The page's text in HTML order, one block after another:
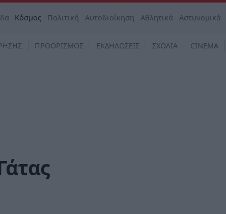
Κόσμος Πολιτική Αυτοδιοίκηση Αθλητικά Αστυνομικά
ΠΡΟΟΡΙΣΜΟΣ ΕΚΔΗΛΩΣΕΙΣ ΣΧΟΛΙΑ CINEMA